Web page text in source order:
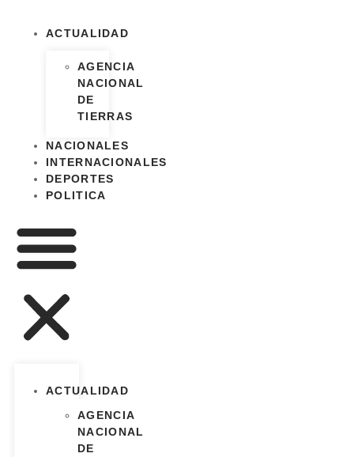
ACTUALIDAD
AGENCIA
NACIONAL
DE
TIERRAS
NACIONALES
INTERNACIONALES
DEPORTES
POLITICA
ACTUALIDAD
AGENCIA
NACIONAL
DE